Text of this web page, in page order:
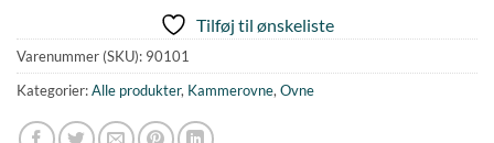
Tilføj til ønskeliste
Varenummer (SKU): 90101
Kategorier:Alle produkter, Kammerovne, Ovne